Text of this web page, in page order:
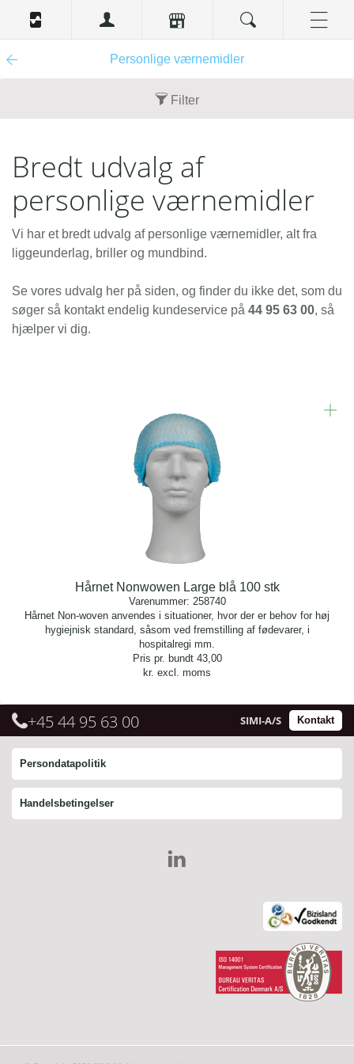
Personlige værnemidler
Filter
Bredt udvalg af
personlige værnemidler
Vi har et bredt udvalg af personlige værnemidler, alt fra
liggeunderlag, briller og mundbind.
Se vores udvalg her på siden, og finder du ikke det, som du
søger så kontakt endelig kundeservice på 44 95 63 00, så
hjælper vi dig.
Hårnet Nonwowen Large blå 100 stk
Varenummer: 258740
Hårnet Non-woven anvendes i situationer, hvor der er behov for høj
hygiejnisk standard, såsom ved fremstilling af fødevarer, i
hospitalregi mm.
Pris pr. bundt 43,00
kr. excl. moms
+45 44 95 63 00 Kontakt
SIMI-A/S
Persondatapolitik
Handelsbetingelser